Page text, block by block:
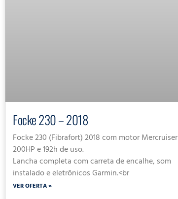
Focke 230 – 2018
Focke 230 (Fibrafort) 2018 com motor Mercruiser
200HP e 192h de uso.
Lancha completa com carreta de encalhe, som
instalado e eletrônicos Garmin.<br
VER OFERTA »